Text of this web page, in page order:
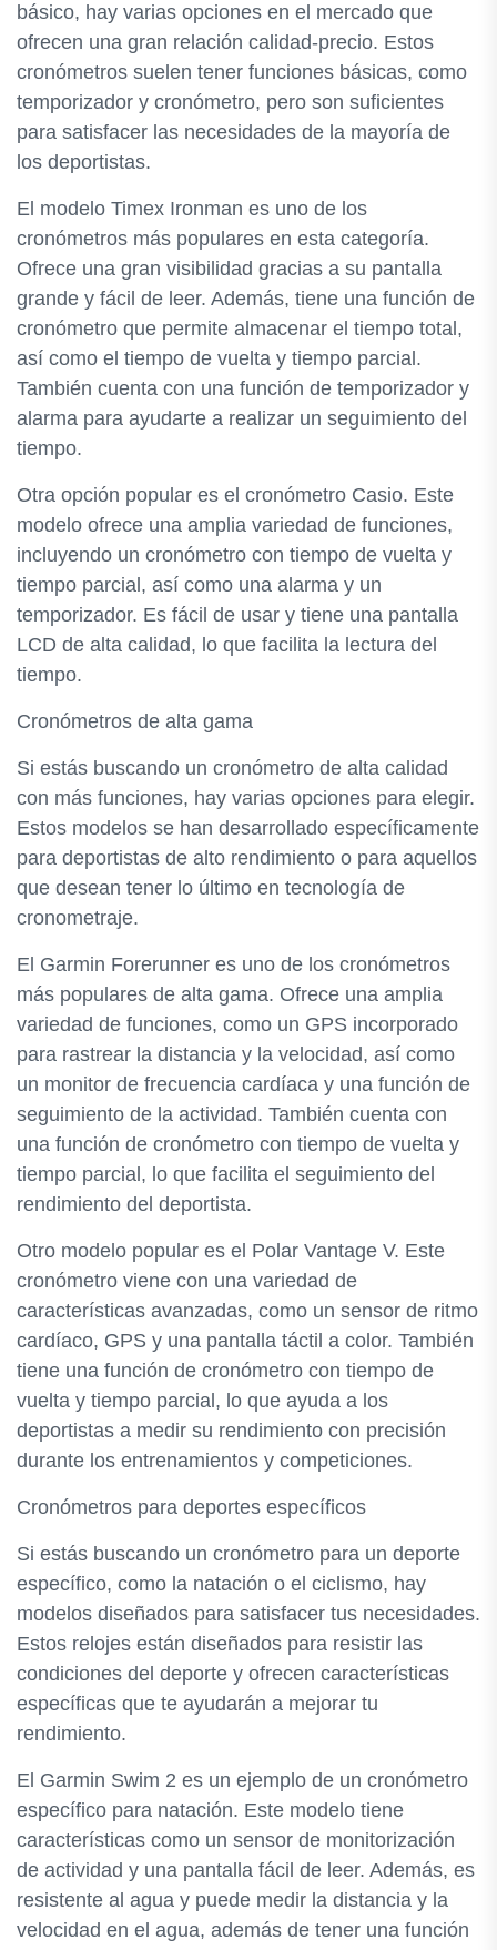
básico, hay varias opciones en el mercado que
ofrecen una gran relación calidad-precio. Estos
cronómetros suelen tener funciones básicas, como
temporizador y cronómetro, pero son suficientes
para satisfacer las necesidades de la mayoría de
los deportistas.
El modelo Timex Ironman es uno de los
cronómetros más populares en esta categoría.
Ofrece una gran visibilidad gracias a su pantalla
grande y fácil de leer. Además, tiene una función de
cronómetro que permite almacenar el tiempo total,
así como el tiempo de vuelta y tiempo parcial.
También cuenta con una función de temporizador y
alarma para ayudarte a realizar un seguimiento del
tiempo.
Otra opción popular es el cronómetro Casio. Este
modelo ofrece una amplia variedad de funciones,
incluyendo un cronómetro con tiempo de vuelta y
tiempo parcial, así como una alarma y un
temporizador. Es fácil de usar y tiene una pantalla
LCD de alta calidad, lo que facilita la lectura del
tiempo.
Cronómetros de alta gama
Si estás buscando un cronómetro de alta calidad
con más funciones, hay varias opciones para elegir.
Estos modelos se han desarrollado específicamente
para deportistas de alto rendimiento o para aquellos
que desean tener lo último en tecnología de
cronometraje.
El Garmin Forerunner es uno de los cronómetros
más populares de alta gama. Ofrece una amplia
variedad de funciones, como un GPS incorporado
para rastrear la distancia y la velocidad, así como
un monitor de frecuencia cardíaca y una función de
seguimiento de la actividad. También cuenta con
una función de cronómetro con tiempo de vuelta y
tiempo parcial, lo que facilita el seguimiento del
rendimiento del deportista.
Otro modelo popular es el Polar Vantage V. Este
cronómetro viene con una variedad de
características avanzadas, como un sensor de ritmo
cardíaco, GPS y una pantalla táctil a color. También
tiene una función de cronómetro con tiempo de
vuelta y tiempo parcial, lo que ayuda a los
deportistas a medir su rendimiento con precisión
durante los entrenamientos y competiciones.
Cronómetros para deportes específicos
Si estás buscando un cronómetro para un deporte
específico, como la natación o el ciclismo, hay
modelos diseñados para satisfacer tus necesidades.
Estos relojes están diseñados para resistir las
condiciones del deporte y ofrecen características
específicas que te ayudarán a mejorar tu
rendimiento.
El Garmin Swim 2 es un ejemplo de un cronómetro
específico para natación. Este modelo tiene
características como un sensor de monitorización
de actividad y una pantalla fácil de leer. Además, es
resistente al agua y puede medir la distancia y la
velocidad en el agua, además de tener una función